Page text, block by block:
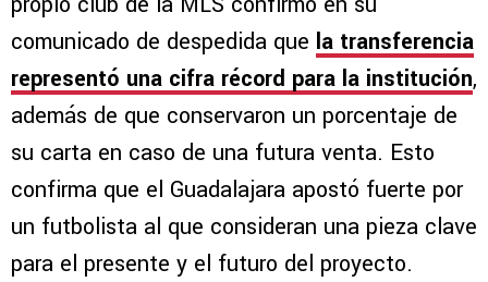
comunicado de despedida que la transferencia
representó una cifra récord para la institución,
además de que conservaron un porcentaje de
su carta en caso de una futura venta. Esto
confirma que el Guadalajara apostó fuerte por
un futbolista al que consideran una pieza clave
para el presente y el futuro del proyecto.